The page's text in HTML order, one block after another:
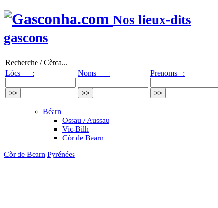
Nos lieux-dits
gascons
Recherche / Cèrca...
Lòcs :
Noms : Prenoms :
Béarn
Ossau / Aussau
Vic-Bilh
Còr de Bearn
Còr de Bearn Pyrénées